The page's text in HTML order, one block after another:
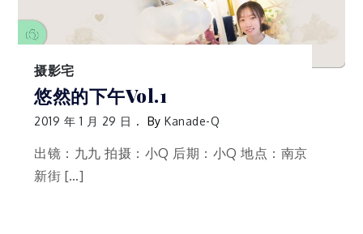
摄影宅
悠然的下午Vol.1
2019 年 1 月 29 日 ByKanade-Q
出镜：九九 拍摄：小Q 后期：小Q 地点：南京
新街 […]